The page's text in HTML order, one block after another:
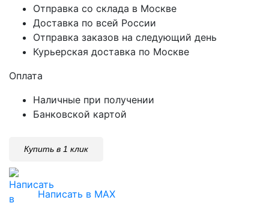
Отправка со склада в Москве
Доставка по всей России
Отправка заказов на следующий день
Курьерская доставка по Москве
Оплата
Наличные при получении
Банковской картой
Купить в 1 клик
Написать в MAX